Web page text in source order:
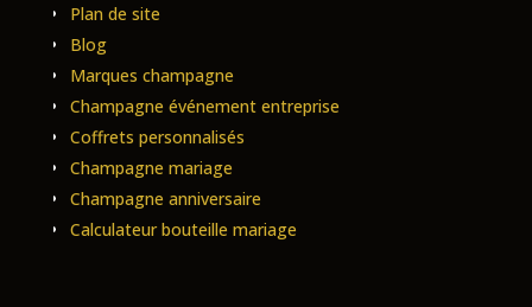
Plan de site
Blog
Marques champagne
Champagne événement entreprise
Coffrets personnalisés
Champagne mariage
Champagne anniversaire
Calculateur bouteille mariage